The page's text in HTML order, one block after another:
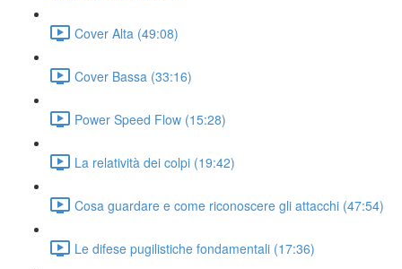
Cover Alta (49:08)
Cover Bassa (33:16)
Power Speed Flow (15:28)
La relatività dei colpi (19:42)
Cosa guardare e come riconoscere gli attacchi (47:54)
Le difese pugilistiche fondamentali (17:36)